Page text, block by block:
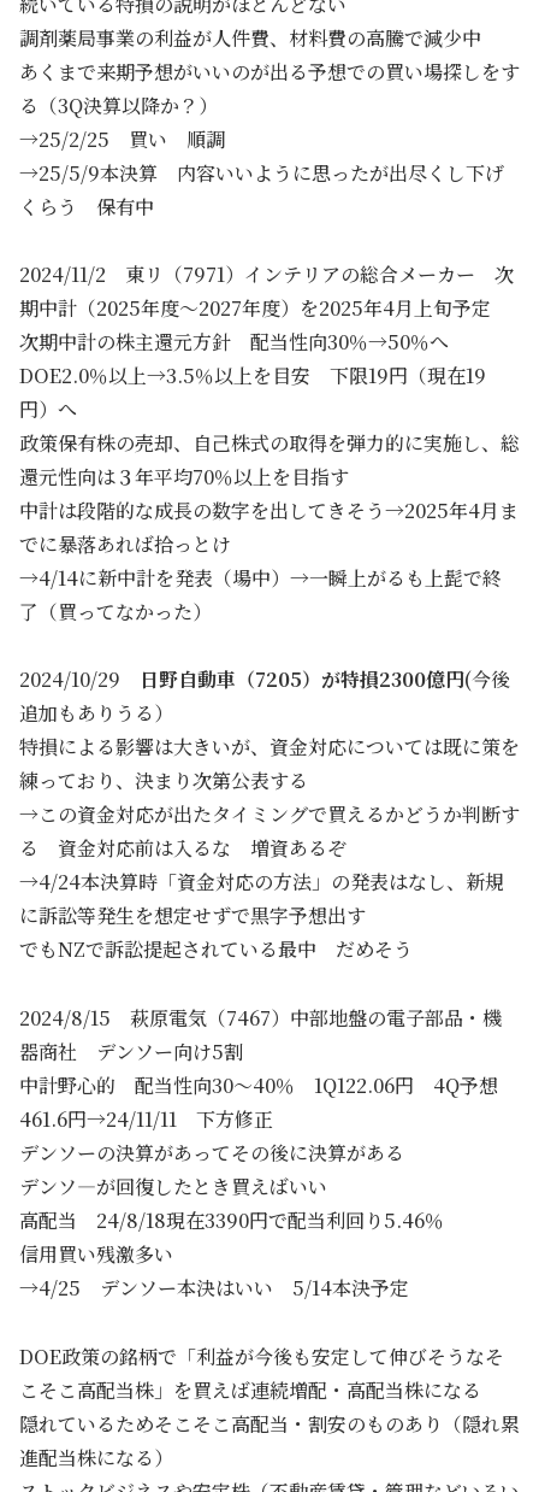
調剤薬局事業の利益が人件費、材料費の高騰で減少中
あくまで来期予想がいいのが出る予想での買い場探しをす
る（3Q決算以降か？）
→25/2/25 買い 順調
→25/5/9本決算 内容いいように思ったが出尽くし下げ
くらう 保有中
2024/11/2 東リ（7971）インテリアの総合メーカー 次
期中計（2025年度～2027年度）を2025年4月上旬予定
次期中計の株主還元方針 配当性向30％→50％へ
DOE2.0％以上→3.5％以上を目安 下限19円（現在19
円）へ
政策保有株の売却、自己株式の取得を弾力的に実施し、総
還元性向は３年平均70％以上を目指す
中計は段階的な成長の数字を出してきそう→2025年4月ま
でに暴落あれば拾っとけ
→4/14に新中計を発表（場中）→一瞬上がるも上髭で終
了（買ってなかった）
2024/10/29 日野自動車（7205）が特損2300億円(今後
追加もありうる）
特損による影響は大きいが、資金対応については既に策を
練っており、決まり次第公表する
→この資金対応が出たタイミングで買えるかどうか判断す
る 資金対応前は入るな 増資あるぞ
→4/24本決算時「資金対応の方法」の発表はなし、新規
に訴訟等発生を想定せずで黒字予想出す
でもNZで訴訟提起されている最中 だめそう
2024/8/15 萩原電気（7467）中部地盤の電子部品・機
器商社 デンソー向け5割
中計野心的 配当性向30～40％ 1Q122.06円 4Q予想
461.6円→24/11/11 下方修正
デンソーの決算があってその後に決算がある
デンソ―が回復したとき買えばいい
高配当 24/8/18現在3390円で配当利回り5.46％
信用買い残激多い
→4/25 デンソー本決はいい 5/14本決予定
DOE政策の銘柄で「利益が今後も安定して伸びそうなそ
こそこ高配当株」を買えば連続増配・高配当株になる
隠れているためそこそこ高配当・割安のものあり（隠れ累
進配当株になる）